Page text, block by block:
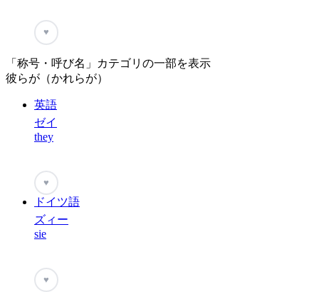
♥
「称号・呼び名」カテゴリの一部を表示
彼らが（かれらが）
英語
ゼイ
they
♥
ドイツ語
ズィー
sie
♥